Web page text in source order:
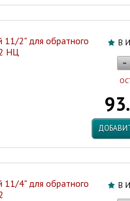
В
11/2" для обратного
НЦ
В
11/4" для обратного